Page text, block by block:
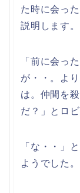
た時に会っ
説明します。
「前に会っ
が・・。よ
は。仲間を
だ？」とロ
「な・・」
ようでした。